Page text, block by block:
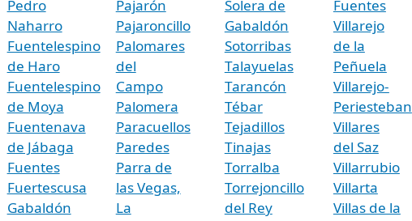
Pedro
Naharro
Fuentelespino
de Haro
Fuentelespino
de Moya
Fuentenava
de Jábaga
Fuentes
Fuertescusa
Gabaldón
Pajarón
Pajaroncillo
Palomares
del
Campo
Palomera
Paracuellos
Paredes
Parra de
las Vegas,
La
Solera de
Gabaldón
Sotorribas
Talayuelas
Tarancón
Tébar
Tejadillos
Tinajas
Torralba
Torrejoncillo
del Rey
Fuentes
Villarejo
de la
Peñuela
Villarejo-
Periesteban
Villares
del Saz
Villarrubio
Villarta
Villas de la